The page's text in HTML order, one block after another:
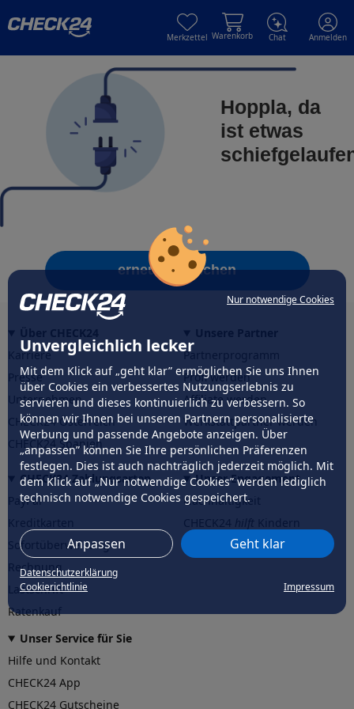
Nur notwendige Cookies
Unvergleichlich lecker
Mit dem Klick auf „geht klar” ermöglichen Sie uns Ihnen
über Cookies ein verbessertes Nutzungserlebnis zu
servieren und dieses kontinuierlich zu verbessern. So
können wir Ihnen bei unseren Partnern personalisierte
Werbung und passende Angebote anzeigen. Über
„anpassen” können Sie Ihre persönlichen Präferenzen
festlegen. Dies ist auch nachträglich jederzeit möglich. Mit
dem Klick auf „Nur notwendige Cookies” werden lediglich
technisch notwendige Cookies gespeichert.
Anpassen Geht klar
Datenschutzerklärung
Cookierichtlinie
Impressum
Merkzettel Warenkorb Chat Anmelden
Hoppla, da
ist etwas
erneut versuchen
Karriere
Presse
Unternehmen
CHECK24 Österreich
CHECK24 Spanien
Partnerprogramm
Profi werden
Affiliate werden
Werkstattpartner werden
CHECK24 Zahlungsarten
PayPal
Sofortüberweisung
Rechnung
Lastschrift
Ratenkauf
Unser Engagement
Nachhaltigkeit
CHECK24hilftder Natur
Unser Service für Sie
Hilfe und Kontakt
CHECK24 App
CHECK24 Gutscheine